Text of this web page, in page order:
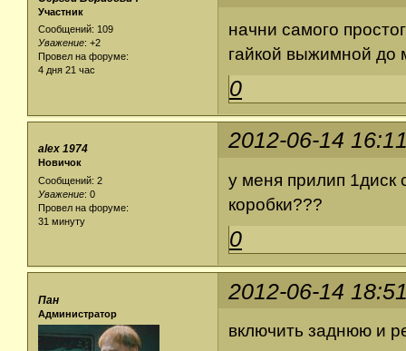
Участник
Сообщений: 109
Уважение: +2
Провел на форуме:
4 дня 21 час
начни самого
гайкой выжимной до
0
2012-06-14
alex 1974
Новичок
Сообщений: 2
Уважение: 0
Провел на форуме:
31 минуту
у меня прилип 1диск
коробки???
0
2012-06-14
Пан
Администратор
включить заднюю и